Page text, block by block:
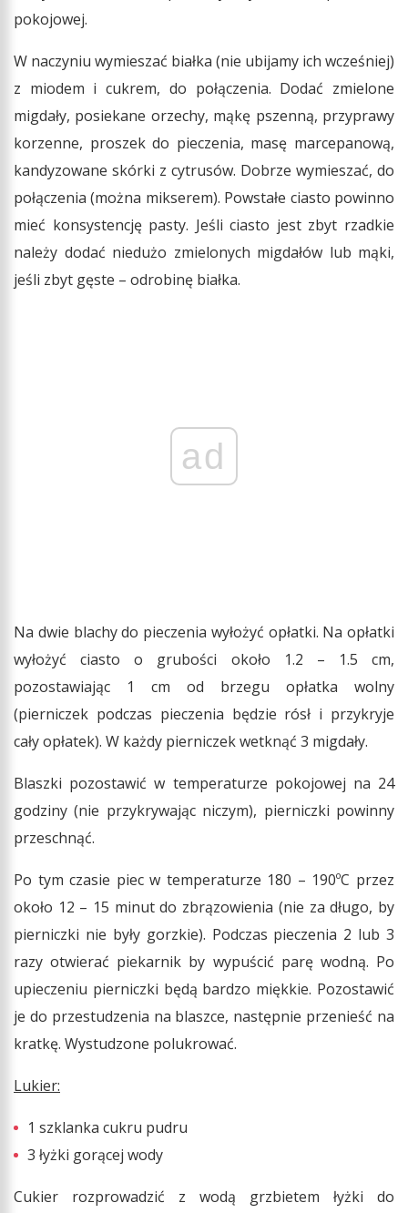
pokojowej.
W naczyniu wymieszać białka (nie ubijamy ich wcześniej)
z miodem i cukrem, do połączenia. Dodać zmielone
migdały, posiekane orzechy, mąkę pszenną, przyprawy
korzenne, proszek do pieczenia, masę marcepanową,
kandyzowane skórki z cytrusów. Dobrze wymieszać, do
połączenia (można mikserem). Powstałe ciasto powinno
mieć konsystencję pasty. Jeśli ciasto jest zbyt rzadkie
należy dodać niedużo zmielonych migdałów lub mąki,
jeśli zbyt gęste – odrobinę białka.
ad
Na dwie blachy do pieczenia wyłożyć opłatki. Na opłatki
wyłożyć ciasto o grubości około 1.2 – 1.5 cm,
pozostawiając 1 cm od brzegu opłatka wolny
(pierniczek podczas pieczenia będzie rósł i przykryje
cały opłatek). W każdy pierniczek wetknąć 3 migdały.
Blaszki pozostawić w temperaturze pokojowej na 24
godziny (nie przykrywając niczym), pierniczki powinny
przeschnąć.
Po tym czasie piec w temperaturze 180 – 190ºC przez
około 12 – 15 minut do zbrązowienia (nie za długo, by
pierniczki nie były gorzkie). Podczas pieczenia 2 lub 3
razy otwierać piekarnik by wypuścić parę wodną. Po
upieczeniu pierniczki będą bardzo miękkie. Pozostawić
je do przestudzenia na blaszce, następnie przenieść na
kratkę. Wystudzone polukrować.
Lukier:
1 szklanka cukru pudru
3 łyżki gorącej wody
Cukier rozprowadzić z wodą grzbietem łyżki do